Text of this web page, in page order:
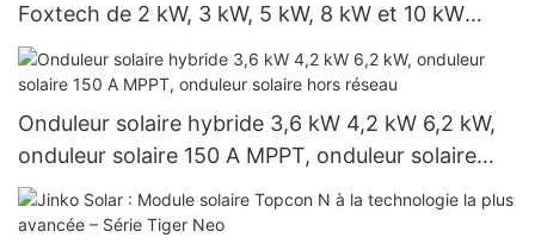
Foxtech de 2 kW, 3 kW, 5 kW, 8 kW et 10 kW
avec onduleur Growatt raccordé au réseau
Onduleur solaire hybride 3,6 kW 4,2 kW 6,2 kW,
onduleur solaire 150 A MPPT, onduleur solaire
hors réseau